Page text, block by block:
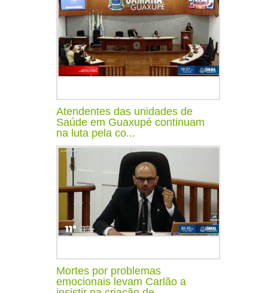
Atendentes das unidades de
Saúde em Guaxupé continuam
na luta pela co...
Mortes por problemas
emocionais levam Carlão a